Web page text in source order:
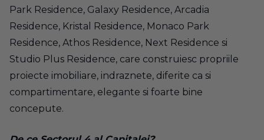
Park Residence, Galaxy Residence, Arcadia
Residence, Kristal Residence, Monaco Park
Residence, Athos Residence, Next Residence si
Studio Plus Residence, care construiesc propriile
proiecte imobiliare, indraznete, diferite ca si
compartimentare, elegante si foarte bine
concepute.